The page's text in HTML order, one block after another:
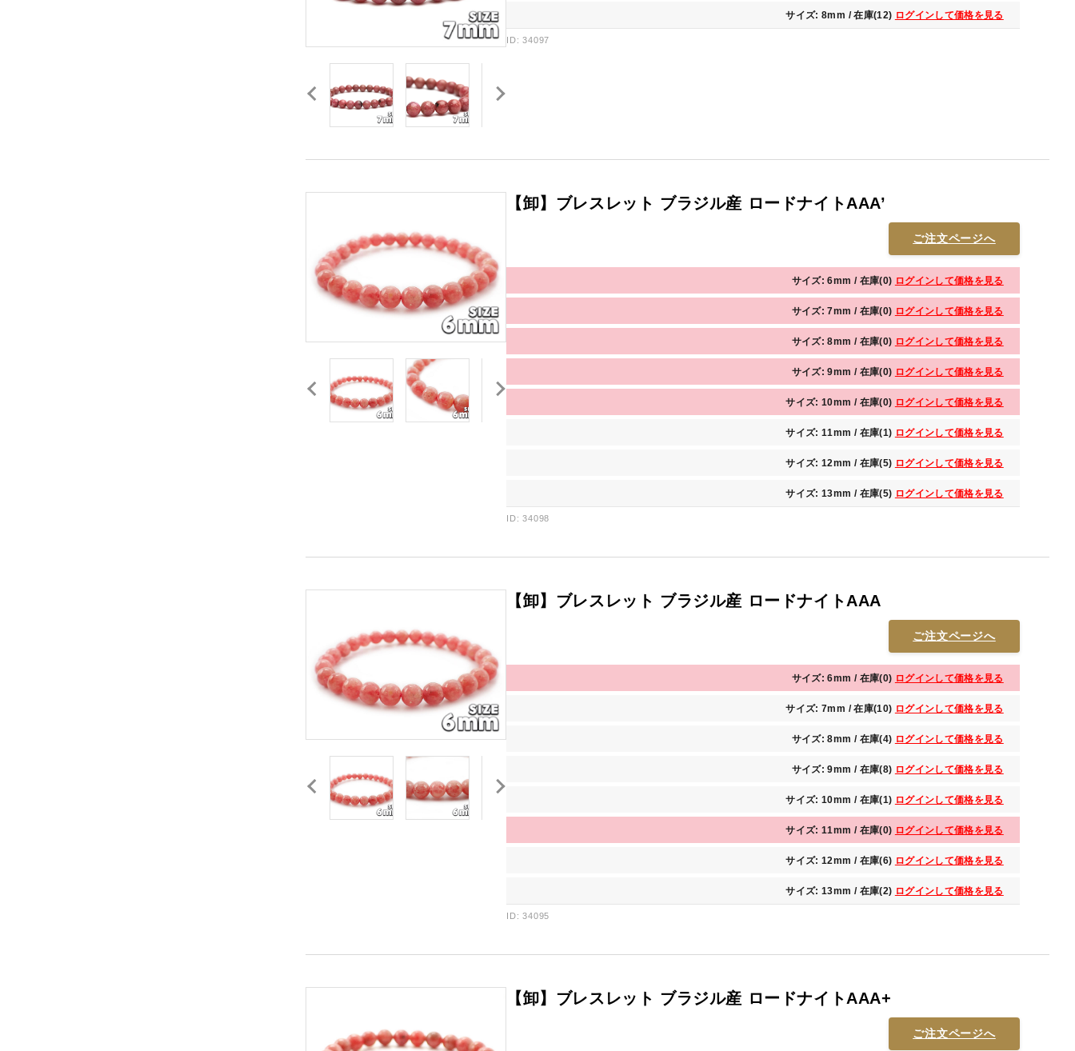
サイズ: 8mm / 在庫(12) ログインして価格を見る
ID: 34097
【卸】ブレスレット ブラジル産 ロードナイトAAA’
ご注文ページへ
サイズ: 6mm / 在庫(0) ログインして価格を見る
サイズ: 7mm / 在庫(0) ログインして価格を見る
サイズ: 8mm / 在庫(0) ログインして価格を見る
サイズ: 9mm / 在庫(0) ログインして価格を見る
サイズ: 10mm / 在庫(0) ログインして価格を見る
サイズ: 11mm / 在庫(1) ログインして価格を見る
サイズ: 12mm / 在庫(5) ログインして価格を見る
サイズ: 13mm / 在庫(5) ログインして価格を見る
ID: 34098
【卸】ブレスレット ブラジル産 ロードナイトAAA
ご注文ページへ
サイズ: 6mm / 在庫(0) ログインして価格を見る
サイズ: 7mm / 在庫(10) ログインして価格を見る
サイズ: 8mm / 在庫(4) ログインして価格を見る
サイズ: 9mm / 在庫(8) ログインして価格を見る
サイズ: 10mm / 在庫(1) ログインして価格を見る
サイズ: 11mm / 在庫(0) ログインして価格を見る
サイズ: 12mm / 在庫(6) ログインして価格を見る
サイズ: 13mm / 在庫(2) ログインして価格を見る
ID: 34095
【卸】ブレスレット ブラジル産 ロードナイトAAA+
ご注文ページへ